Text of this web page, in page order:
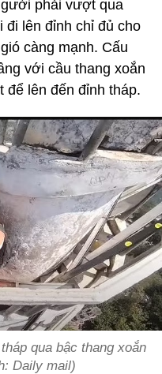
phải vượt qua
đi lên đỉnh chỉ đủ cho
càng mạnh. Cấu
với cầu thang xoắn
để lên đến đỉnh tháp.
qua bậc thang xoắn
Daily mail)